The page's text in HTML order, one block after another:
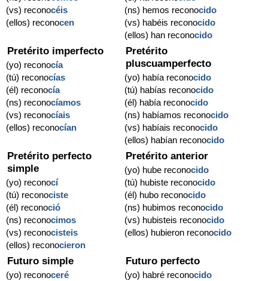
(vs) reconocéis
(ellos) reconocen
(ns) hemos reconocido
(vs) habéis reconocido
(ellos) han reconocido
Pretérito imperfecto
(yo) reconocía
(tú) reconocías
(él) reconocía
(ns) reconocíamos
(vs) reconocíais
(ellos) reconocían
Pretérito
pluscuamperfecto
(yo) había reconocido
(tú) habías reconocido
(él) había reconocido
(ns) habíamos reconocido
(vs) habíais reconocido
(ellos) habían reconocido
Pretérito perfecto
simple
(yo) reconocí
(tú) reconociste
(él) reconoció
(ns) reconocimos
(vs) reconocisteis
(ellos) reconocieron
Pretérito anterior
(yo) hube reconocido
(tú) hubiste reconocido
(él) hubo reconocido
(ns) hubimos reconocido
(vs) hubisteis reconocido
(ellos) hubieron reconocido
Futuro simple
(yo) reconoceré
Futuro perfecto
(yo) habré reconocido